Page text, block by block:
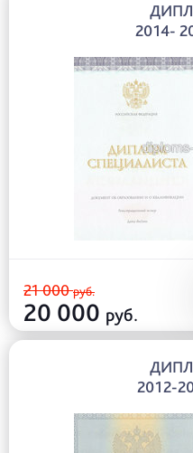
2014-
21 000руб.
20 000 руб.
2012-